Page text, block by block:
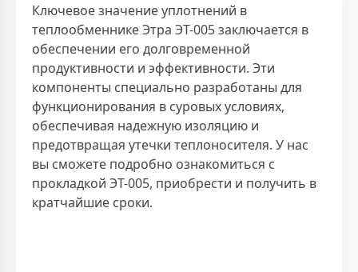
Ключевое значение уплотнений в
теплообменнике Этра ЭТ-005 заключается в
обеспечении его долговременной
продуктивности и эффективности. Эти
компоненты специально разработаны для
функционирования в суровых условиях,
обеспечивая надежную изоляцию и
предотвращая утечки теплоносителя. У нас
вы сможете подробно ознакомиться с
прокладкой ЭТ-005, приобрести и получить в
кратчайшие сроки.